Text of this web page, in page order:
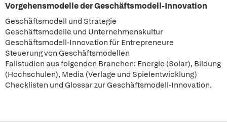
Vorgehensmodelle der Geschäftsmodell-Innovation
Geschäftsmodell und Strategie
Geschäftsmodelle und Unternehmenskultur
Geschäftsmodell-Innovation für Entrepreneure
Steuerung von Geschäftsmodellen
Fallstudien aus folgenden Branchen: Energie (Solar), Bildung
(Hochschulen), Media (Verlage und Spielentwicklung)
Checklisten und Glossar zur Geschäftsmodell-Innovation.